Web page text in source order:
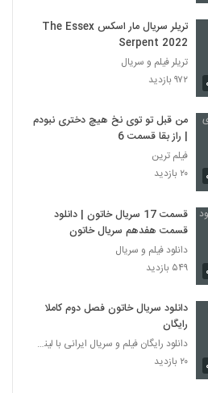
تریلر سریال مار اسکس The Essex
Serpent 2022
تریلر فیلم و سریال
۹۷۲ بازدید
من قبل تو توی نخ هیچ دختری نبودم
| راز بقا قسمت 6
فیلم ترین
۲۰ بازدید
قسمت 17 سریال خاتون | دانلود
قسمت هفدهم سریال خاتون
دانلود فیلم و سریال
۵۴۹ بازدید
دانلود سریال خاتون فصل دوم کاملا
رایگان
دانلود رایگان فیلم و سریال ایرانی با لینک مستقیم
۲۰ بازدید